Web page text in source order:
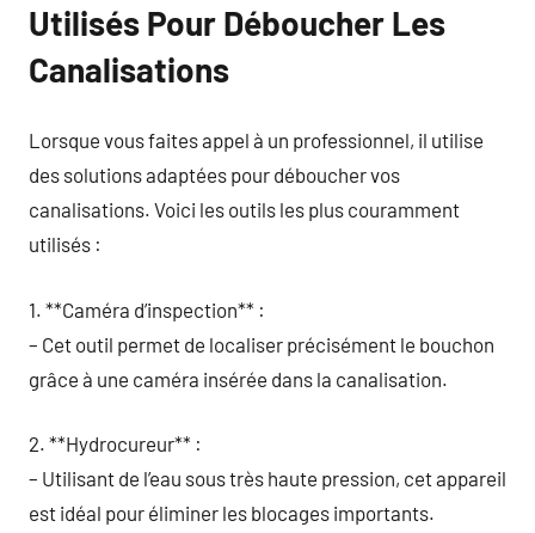
Utilisés Pour Déboucher Les
Canalisations
Lorsque vous faites appel à un professionnel, il utilise
des solutions adaptées pour déboucher vos
canalisations. Voici les outils les plus couramment
utilisés :
1. **Caméra d’inspection** :
– Cet outil permet de localiser précisément le bouchon
grâce à une caméra insérée dans la canalisation.
2. **Hydrocureur** :
– Utilisant de l’eau sous très haute pression, cet appareil
est idéal pour éliminer les blocages importants.